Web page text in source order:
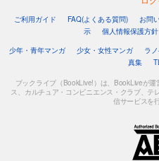
ご利用ガイド FAQ(よくある質問) お問
示
個人情報保護方針
少年・青年マンガ
少女・女性マンガ ラ
真集
ブックライブ（BookLive!）は、BookLiveが
ス、カルチュア・コンビニエンス・クラブ、
信サービスを